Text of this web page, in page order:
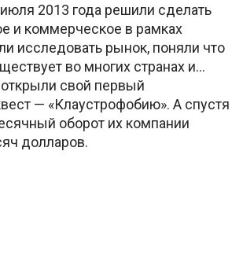
июля 2013 года решили сделать
и коммерческое в рамках
исследовать рынок, поняли что
во многих странах и…
свой первый
— «Клаустрофобию». А спустя
оборот их компании
долларов.